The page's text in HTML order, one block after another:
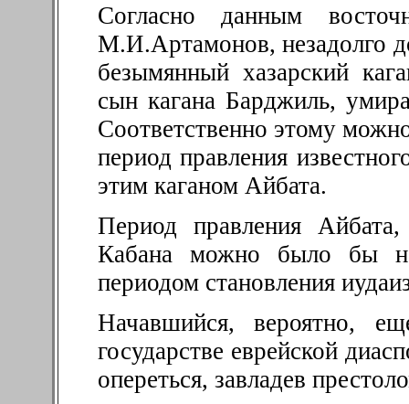
Согласно данным
М.И.Артамонов, незадолго
безымянный хазарский
сын кагана Барджиль,
Соответственно этому
период правления
этим каганом Айбата.
Период правления
Кабана можно было бы
периодом становления
Начавшийся, вероятно,
государстве еврейской
опереться, завладев